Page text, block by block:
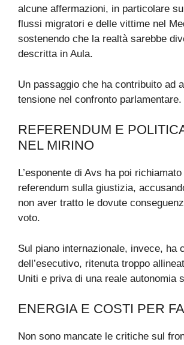
alcune affermazioni, in particolare
flussi migratori e delle vittime nel
sostenendo che la realtà sarebbe
descritta in Aula.
Un passaggio che ha contribuito ad
tensione nel confronto parlamentare.
REFERENDUM E
NEL MIRINO
L’esponente di Avs ha poi richiamato
referendum sulla giustizia,
non aver tratto le dovute
voto.
Sul piano internazionale, invece, ha
dell’esecutivo, ritenuta troppo
Uniti e priva di una reale autonomia
ENERGIA E COSTI PER
Non sono mancate le critiche sul